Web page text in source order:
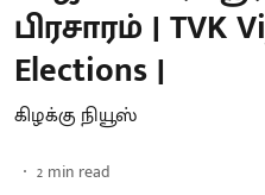
பிரசாரம் | TVK
Elections |
கிழக்கு நியூஸ்
2 min read